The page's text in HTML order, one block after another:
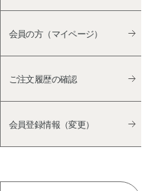
会員の方（マイページ）
ご注文履歴の確認
会員登録情報（変更）